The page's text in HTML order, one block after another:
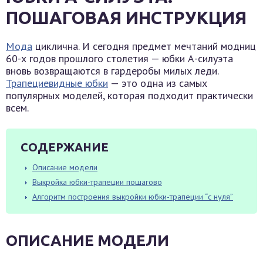
ПОШАГОВАЯ ИНСТРУКЦИЯ
Мода циклична. И сегодня предмет мечтаний модниц
60-х годов прошлого столетия — юбки А-силуэта
вновь возвращаются в гардеробы милых леди.
Трапециевидные юбки — это одна из самых
популярных моделей, которая подходит практически
всем.
СОДЕРЖАНИЕ
Описание модели
Выкройка юбки-трапеции пошагово
Алгоритм построения выкройки юбки-трапеции “с нуля”
ОПИСАНИЕ МОДЕЛИ